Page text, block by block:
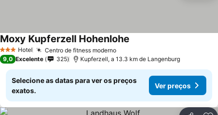
3 EstrelasHotel Centro de fitness moderno
Moxy Kupferzell Hohenlohe
9,0 Excelente 325 Kupferzell, a 13.3 km de Langenburg
Selecione as datas para ver os preços
exatos.
Ver preços